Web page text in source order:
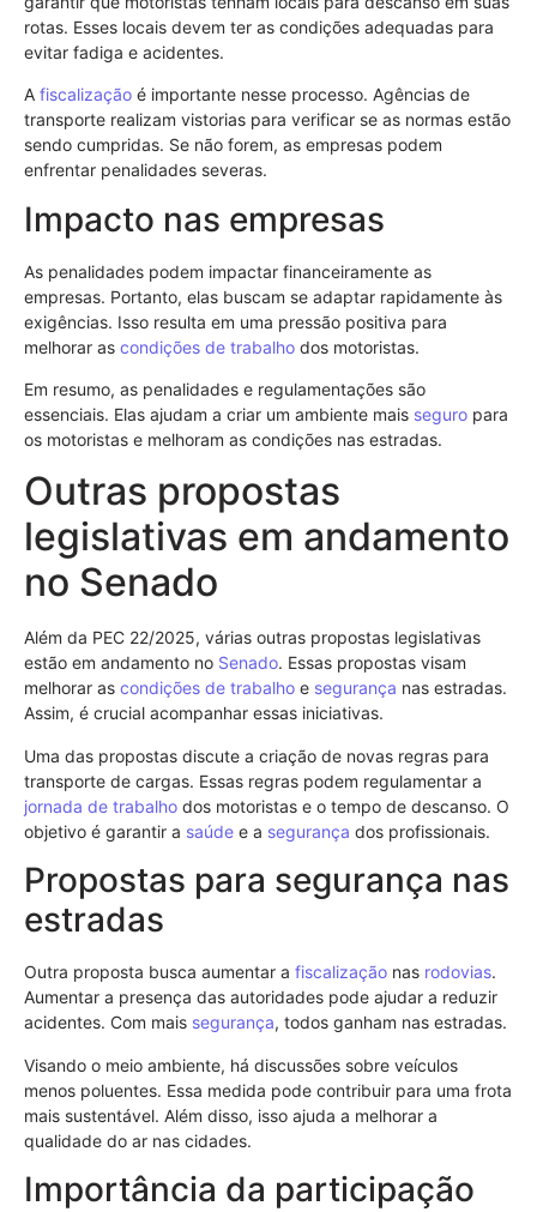
rotas. Esses locais devem ter as condições adequadas para
evitar fadiga e acidentes.
A fiscalização é importante nesse processo. Agências de
transporte realizam vistorias para verificar se as normas estão
sendo cumpridas. Se não forem, as empresas podem
enfrentar penalidades severas.
Impacto nas empresas
As penalidades podem impactar financeiramente as
empresas. Portanto, elas buscam se adaptar rapidamente às
exigências. Isso resulta em uma pressão positiva para
melhorar as condições de trabalho dos motoristas.
Em resumo, as penalidades e regulamentações são
essenciais. Elas ajudam a criar um ambiente mais seguro para
os motoristas e melhoram as condições nas estradas.
Outras propostas
legislativas em andamento
no Senado
Além da PEC 22/2025, várias outras propostas legislativas
estão em andamento no Senado. Essas propostas visam
melhorar as condições de trabalho e segurança nas estradas.
Assim, é crucial acompanhar essas iniciativas.
Uma das propostas discute a criação de novas regras para
transporte de cargas. Essas regras podem regulamentar a
jornada de trabalho dos motoristas e o tempo de descanso. O
objetivo é garantir a saúde e a segurança dos profissionais.
Propostas para segurança nas
estradas
Outra proposta busca aumentar a fiscalização nas rodovias.
Aumentar a presença das autoridades pode ajudar a reduzir
acidentes. Com mais segurança, todos ganham nas estradas.
Visando o meio ambiente, há discussões sobre veículos
menos poluentes. Essa medida pode contribuir para uma frota
mais sustentável. Além disso, isso ajuda a melhorar a
qualidade do ar nas cidades.
Importância da participação